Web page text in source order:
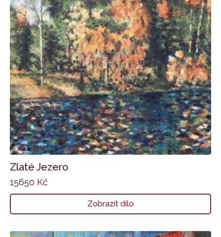
Zlaté Jezero
15650 Kč
Zobrazit dílo